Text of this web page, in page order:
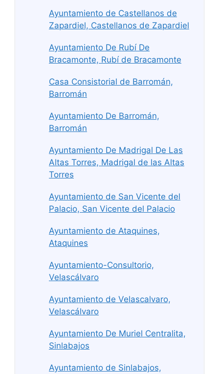
Ayuntamiento de Castellanos de
Zapardiel, Castellanos de Zapardiel
Ayuntamiento De Rubí De
Bracamonte, Rubí de Bracamonte
Casa Consistorial de Barromán,
Barromán
Ayuntamiento De Barromán,
Barromán
Ayuntamiento De Madrigal De Las
Altas Torres, Madrigal de las Altas
Torres
Ayuntamiento de San Vicente del
Palacio, San Vicente del Palacio
Ayuntamiento de Ataquines,
Ataquines
Ayuntamiento-Consultorio,
Velascálvaro
Ayuntamiento de Velascalvaro,
Velascálvaro
Ayuntamiento De Muriel Centralita,
Sinlabajos
Ayuntamiento de Sinlabajos,